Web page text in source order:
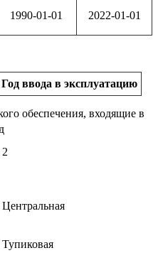
1990-01-01 2022-01-01
Год ввода в эксплуатацию
обеспечения, входящие в
2
Центральная
Тупиковая